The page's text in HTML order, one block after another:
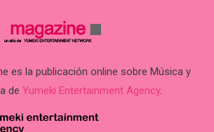
es la publicación online sobre Música y
de Yumeki Entertainment Agency.